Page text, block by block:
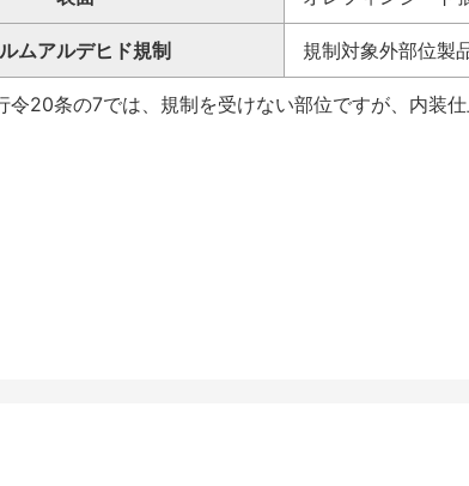
ムアルデヒド規制 規制対象外部位製
令20条の7では、規制を受けない部位ですが、内